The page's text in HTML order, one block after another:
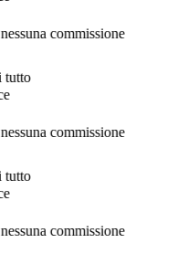
commissione
commissione
commissione